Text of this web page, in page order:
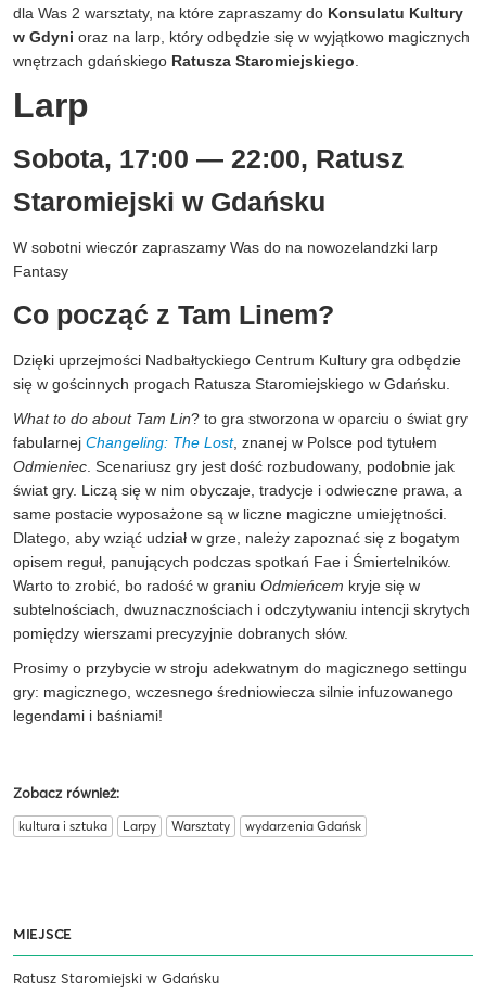
dla Was 2 warsztaty, na które zapraszamy do Konsulatu Kultury
w Gdyni oraz na larp, który odbędzie się w wyjątkowo magicznych
wnętrzach gdańskiego Ratusza Staromiejskiego.
Larp
Sobota, 17:00 — 22:00, Ratusz
Staromiejski w Gdańsku
W sobotni wieczór zapraszamy Was do na nowozelandzki larp
Fantasy
Co począć z Tam Linem?
Dzięki uprzejmości Nadbałtyckiego Centrum Kultury gra odbędzie
się w gościnnych progach Ratusza Staromiejskiego w Gdańsku.
What to do about Tam Lin? to gra stworzona w oparciu o świat gry
fabularnej Changeling: The Lost, znanej w Polsce pod tytułem
Odmieniec. Scenariusz gry jest dość rozbudowany, podobnie jak
świat gry. Liczą się w nim obyczaje, tradycje i odwieczne prawa, a
same postacie wyposażone są w liczne magiczne umiejętności.
Dlatego, aby wziąć udział w grze, należy zapoznać się z bogatym
opisem reguł, panujących podczas spotkań Fae i Śmiertelników.
Warto to zrobić, bo radość w graniu Odmieńcem kryje się w
subtelnościach, dwuznacznościach i odczytywaniu intencji skrytych
pomiędzy wierszami precyzyjnie dobranych słów.
Prosimy o przybycie w stroju adekwatnym do magicznego settingu
gry: magicznego, wczesnego średniowiecza silnie infuzowanego
legendami i baśniami!
Zobacz również:
kultura i sztuka Larpy Warsztaty wydarzenia Gdańsk
MIEJSCE
Ratusz Staromiejski w Gdańsku